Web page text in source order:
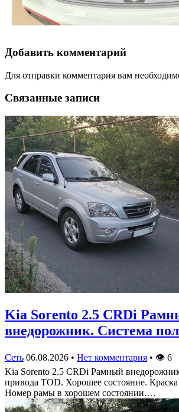
Добавить комментарий
Для отправки комментария вам
Связанные записи
Kia Sorento 2.5 CRDi
внедорожник. Система
Сеть 06.08.2026 • Нет комментария • 👁 6
Kia Sorento 2.5 CRDi Рамный
привода TOD. Хорошее состояние. Краска
Номер рамы в хорошем состоянии.…